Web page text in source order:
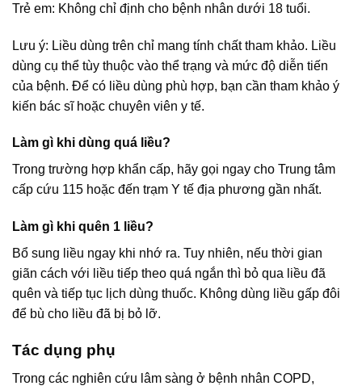
Trẻ em: Không chỉ định cho bệnh nhân dưới 18 tuổi.
Lưu ý: Liều dùng trên chỉ mang tính chất tham khảo. Liều
dùng cụ thể tùy thuộc vào thể trạng và mức độ diễn tiến
của bệnh. Để có liều dùng phù hợp, bạn cần tham khảo ý
kiến bác sĩ hoặc chuyên viên y tế.
Làm gì khi dùng quá liều?
Trong trường hợp khẩn cấp, hãy gọi ngay cho Trung tâm
cấp cứu 115 hoặc đến trạm Y tế địa phương gần nhất.
Làm gì khi quên 1 liều?
Bổ sung liều ngay khi nhớ ra. Tuy nhiên, nếu thời gian
giãn cách với liều tiếp theo quá ngắn thì bỏ qua liều đã
quên và tiếp tục lịch dùng thuốc. Không dùng liều gấp đôi
để bù cho liều đã bị bỏ lỡ.
Tác dụng phụ
Trong các nghiên cứu lâm sàng ở bệnh nhân COPD,